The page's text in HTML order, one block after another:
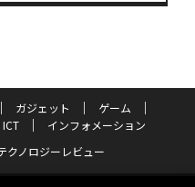
ガジェット
ゲーム
ICT
インフォメーション
クノロジーレビュー